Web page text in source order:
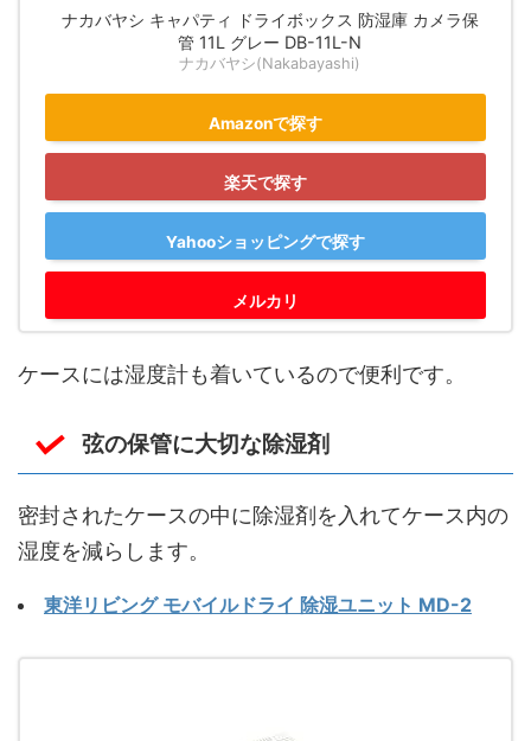
ナカバヤシ キャパティ ドライボックス 防湿庫 カメラ保
管 11L グレー DB-11L-N
ナカバヤシ(Nakabayashi)
Amazonで探す
楽天で探す
Yahooショッピングで探す
メルカリ
ケースには湿度計も着いているので便利です。
弦の保管に大切な除湿剤
密封されたケースの中に除湿剤を入れてケース内の
湿度を減らします。
東洋リビング モバイルドライ 除湿ユニット MD-2